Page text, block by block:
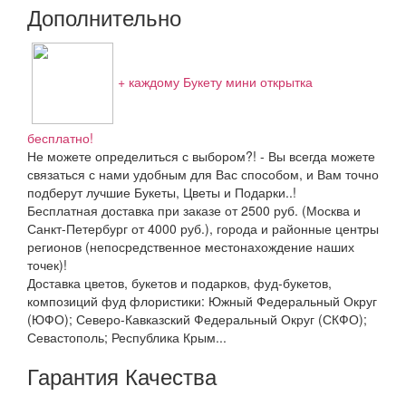
Дополнительно
+ каждому Букету мини открытка
бесплатно!
Не можете определиться с выбором?! - Вы всегда можете
связаться с нами удобным для Вас способом, и Вам точно
подберут лучшие Букеты, Цветы и Подарки..!
Бесплатная доставка при заказе от 2500 руб. (Москва и
Санкт-Петербург от 4000 руб.), города и районные центры
регионов (непосредственное местонахождение наших
точек)!
Доставка цветов, букетов и подарков, фуд-букетов,
композиций фуд флористики: Южный Федеральный Округ
(ЮФО); Северо-Кавказский Федеральный Округ (СКФО);
Севастополь; Республика Крым...
Гарантия Качества